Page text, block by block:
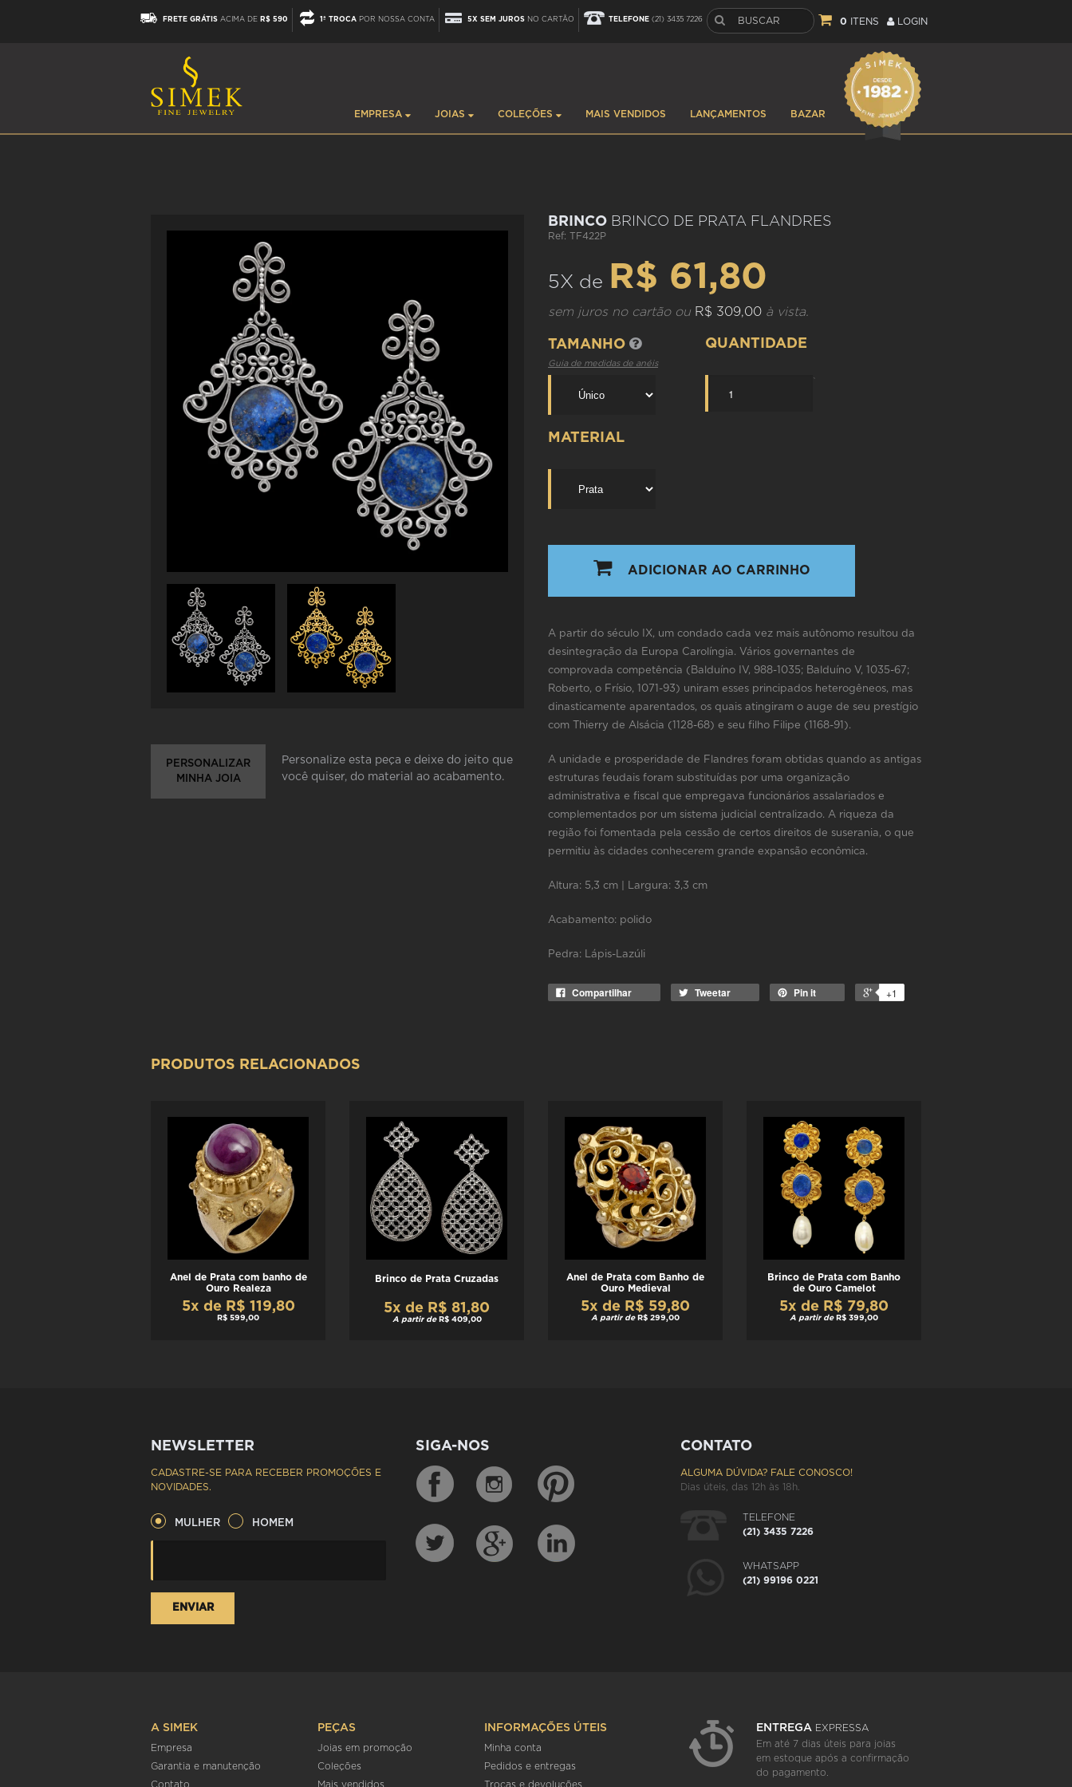
FRETE GRÁTIS ACIMA DE R$ 590 1ª TROCA POR NOSSA CONTA 5X SEM JUROS NO CARTÃO TELEFONE (21) 3435 7226 0 ITENS LOGIN
EMPRESA JOIAS COLEÇÕES MAIS VENDIDOS LANÇAMENTOS BAZAR
PERSONALIZAR
MINHA JOIA
Personalize esta peça e deixe do jeito que
você quiser, do material ao acabamento.
BRINCO BRINCO DE PRATA FLANDRES
Ref: TF422P
5X de R$ 61,80
sem juros no cartão ou R$ 309,00 à vista.
TAMANHO
Guia de medidas de anéis
MATERIAL
QUANTIDADE
`
ADICIONAR AO CARRINHO
A partir do século IX, um condado cada vez mais autônomo resultou da
desintegração da Europa Carolíngia. Vários governantes de
comprovada competência (Balduíno IV, 988-1035; Balduíno V, 1035-67;
Roberto, o Frísio, 1071-93) uniram esses principados heterogêneos, mas
dinasticamente aparentados, os quais atingiram o auge de seu prestígio
com Thierry de Alsácia (1128-68) e seu filho Filipe (1168-91).
A unidade e prosperidade de Flandres foram obtidas quando as antigas
estruturas feudais foram substituídas por uma organização
administrativa e fiscal que empregava funcionários assalariados e
complementados por um sistema judicial centralizado. A riqueza da
região foi fomentada pela cessão de certos direitos de suserania, o que
permitiu às cidades conhecerem grande expansão econômica.
Altura: 5,3 cm | Largura: 3,3 cm
Acabamento: polido
Pedra: Lápis-Lazúli
Compartilhar Tweetar Pin it +1
PRODUTOS RELACIONADOS
Anel de Prata com banho de
Ouro Realeza
5x de R$ 119,80
R$ 599,00
Brinco de Prata Cruzadas
5x de R$ 81,80
A partir de R$ 409,00
Anel de Prata com Banho de
Ouro Medieval
5x de R$ 59,80
A partir de R$ 299,00
Brinco de Prata com Banho
de Ouro Camelot
5x de R$ 79,80
A partir de R$ 399,00
NEWSLETTER
CADASTRE-SE PARA RECEBER PROMOÇÕES E
NOVIDADES.
MULHER HOMEM
SIGA-NOS CONTATO
ALGUMA DÚVIDA? FALE CONOSCO!
Dias úteis, das 12h às 18h.
TELEFONE
(21) 3435 7226
WHATSAPP
(21) 99196 0221
A SIMEK
Empresa
Garantia e manutenção
Contato
PEÇAS
Joias em promoção
Coleções
Mais vendidos
INFORMAÇÕES ÚTEIS
Minha conta
Pedidos e entregas
Trocas e devoluções
ENTREGA EXPRESSA
Em até 7 dias úteis para joias
em estoque após a confirmação
do pagamento.